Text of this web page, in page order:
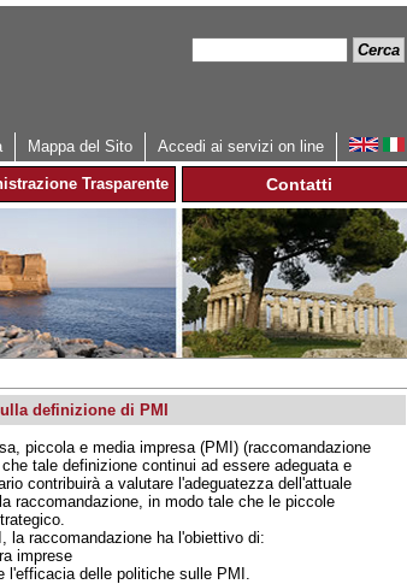
Accedi ai servizi on line
Mappa del Sito
Trasparente Contatti
definizione di PMI
piccola e media impresa (PMI) (raccomandazione
tale definizione continui ad essere adeguata e
contribuirà a valutare l'adeguatezza dell'attuale
raccomandazione, in modo tale che le piccole
la raccomandazione ha l'obiettivo di:
imprese
delle politiche sulle PMI.